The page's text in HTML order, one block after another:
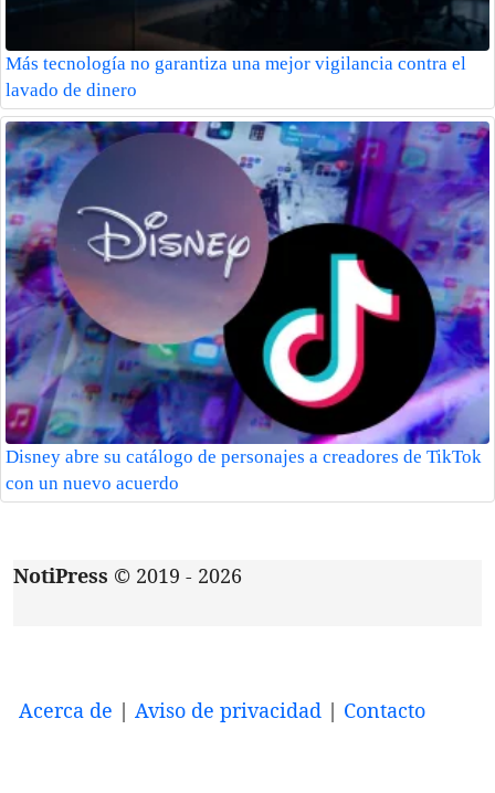
Más tecnología no garantiza una mejor vigilancia contra el
lavado de dinero
Disney abre su catálogo de personajes a creadores de TikTok
con un nuevo acuerdo
NotiPress © 2019 - 2026
Acerca de | Aviso de privacidad | Contacto